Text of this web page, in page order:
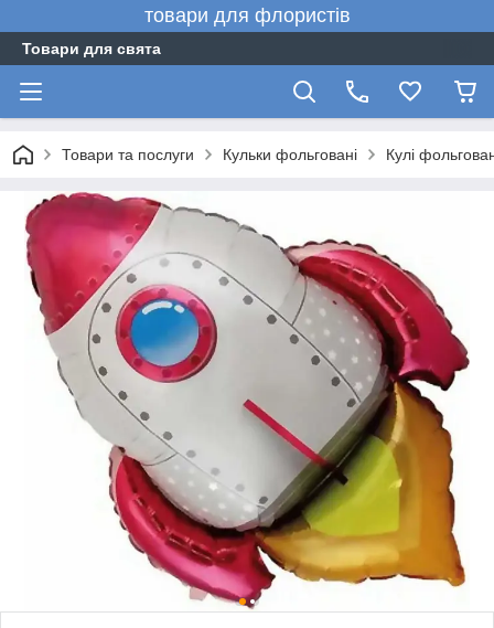
товари для флористів
Товари для свята
Товари та послуги Кульки фольговані Кулі